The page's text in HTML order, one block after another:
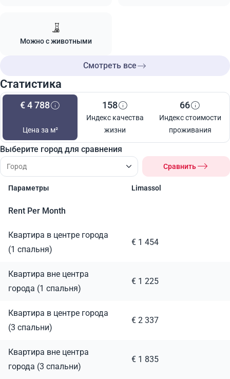
Можно с животными
Смотреть все
Статистика
€ 4 788
Цена за м²
158
Индекс качества
жизни
66
Индекс стоимости
проживания
Выберите город для сравнения
Сравнить
Параметры Limassol
Rent Per Month
Квартира в центре города
(1 спальня)
€ 1 454
Квартира вне центра
города (1 спальня)
€ 1 225
Квартира в центре города
(3 спальни)
€ 2 337
Квартира вне центра
города (3 спальни)
€ 1 835